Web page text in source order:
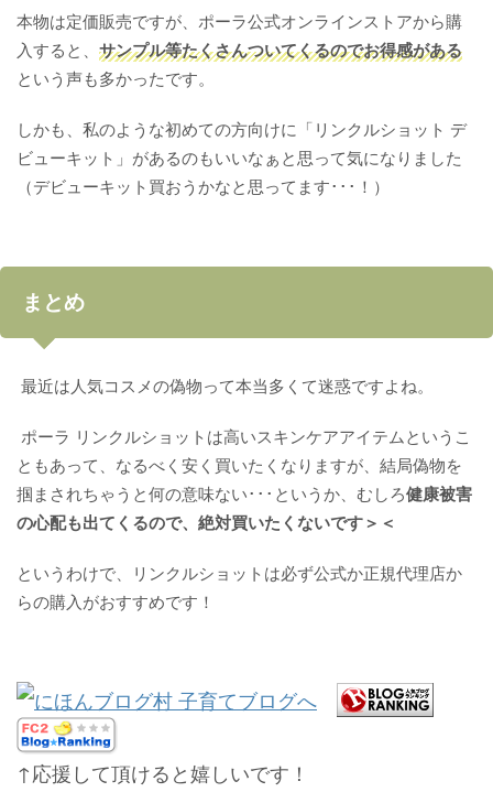
本物は定価販売ですが、ポーラ公式オンラインストアから購
入すると、 サンプル等たくさんついてくるのでお得感がある
という声も多かったです。
しかも、私のような初めての方向けに「リンクルショット デ
ビューキット」があるのもいいなぁと思って気になりました
（デビューキット買おうかなと思ってます･･･！）
まとめ
最近は人気コスメの偽物って本当多くて迷惑ですよね。
ポーラ リンクルショットは高いスキンケアアイテムというこ
ともあって、なるべく安く買いたくなりますが、結局偽物を
掴まされちゃうと何の意味ない･･･というか、むしろ健康被害
の心配も出てくるので、絶対買いたくないです＞＜
というわけで、リンクルショットは必ず公式か正規代理店か
らの購入がおすすめです！
↑応援して頂けると嬉しいです！